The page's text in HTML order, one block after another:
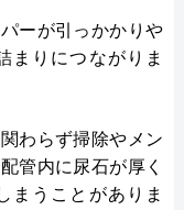
ーが引っかかりや
まりにつながりま
わらず掃除やメン
管内に尿石が厚く
まうことがありま